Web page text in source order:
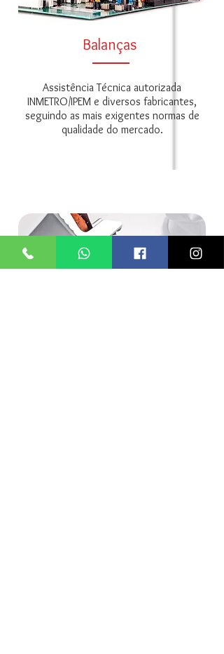
Balanças
Assistência Técnica autorizada
INMETRO/IPEM e diversos fabricantes,
seguindo as mais exigentes normas de
qualidade do mercado.